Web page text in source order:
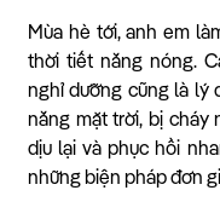
Mùa hè tới, anh em
thời tiết nắng nóng.
nghỉ dưỡng cũng là lý
nắng mặt trời, bị cháy
dịu lại và phục hồi
những biện pháp đơn